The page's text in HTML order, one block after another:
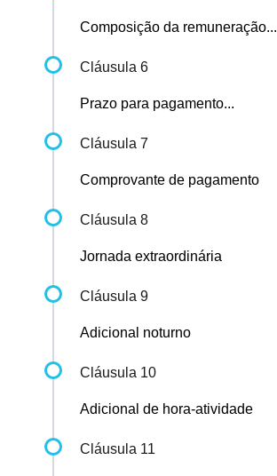
Composição da remuneração...
Cláusula 6
Prazo para pagamento...
Cláusula 7
Comprovante de pagamento
Cláusula 8
Jornada extraordinária
Cláusula 9
Adicional noturno
Cláusula 10
Adicional de hora-atividade
Cláusula 11